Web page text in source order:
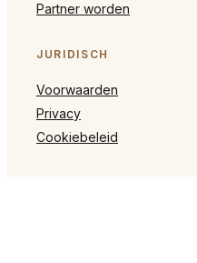
Partner worden
JURIDISCH
Voorwaarden
Privacy
Cookiebeleid